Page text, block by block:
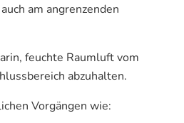
am angrenzenden
feuchte Raumluft vom
abzuhalten.
Vorgängen wie: